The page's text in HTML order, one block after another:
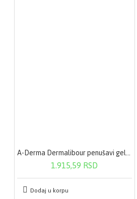
1.915,59 RSD
Dodaj u korpu